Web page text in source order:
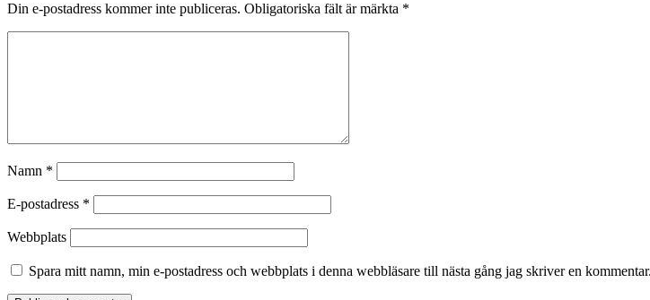
Din e-postadress kommer inte publiceras. Obligatoriska fält är märkta *
Namn *
E-postadress *
Webbplats
Spara mitt namn, min e-postadress och webbplats i denna webbläsare till nästa gång jag skriver en kommentar.